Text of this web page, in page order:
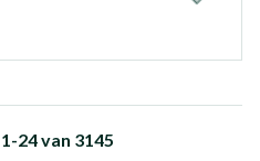
1-24van 3145